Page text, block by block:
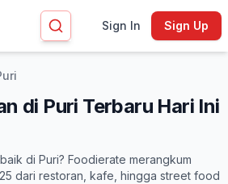
Sign In Sign Up
di Puri Terbaru Hari Ini
di Puri? Foodierate merangkum
dari restoran, kafe, hingga street food